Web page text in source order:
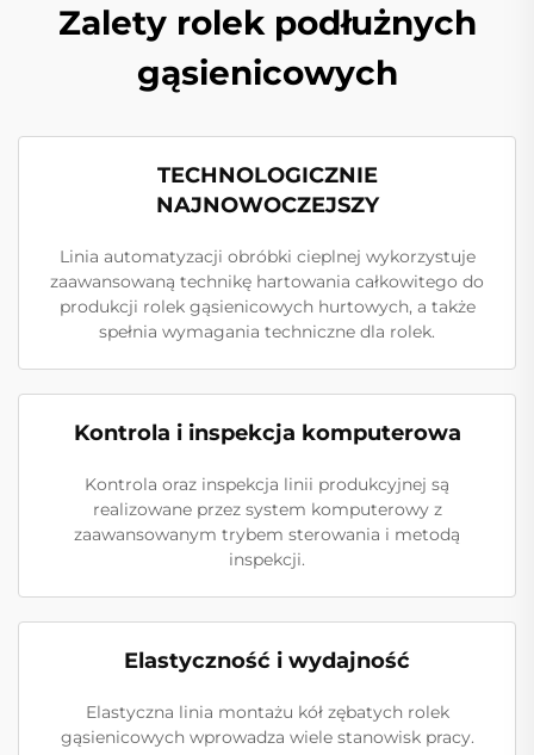
Zalety rolek podłużnych
gąsienicowych
TECHNOLOGICZNIE
NAJNOWOCZEJSZY
Linia automatyzacji obróbki cieplnej wykorzystuje
zaawansowaną technikę hartowania całkowitego do
produkcji rolek gąsienicowych hurtowych, a także
spełnia wymagania techniczne dla rolek.
Kontrola i inspekcja komputerowa
Kontrola oraz inspekcja linii produkcyjnej są
realizowane przez system komputerowy z
zaawansowanym trybem sterowania i metodą
inspekcji.
Elastyczność i wydajność
Elastyczna linia montażu kół zębatych rolek
gąsienicowych wprowadza wiele stanowisk pracy.